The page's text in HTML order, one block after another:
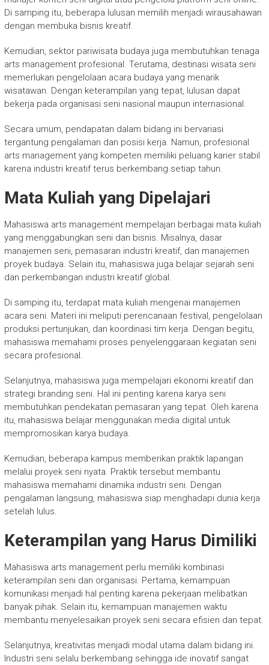
Di samping itu, beberapa lulusan memilih menjadi wirausahawan
dengan membuka bisnis kreatif.
Kemudian, sektor pariwisata budaya juga membutuhkan tenaga
arts management profesional. Terutama, destinasi wisata seni
memerlukan pengelolaan acara budaya yang menarik
wisatawan. Dengan keterampilan yang tepat, lulusan dapat
bekerja pada organisasi seni nasional maupun internasional.
Secara umum, pendapatan dalam bidang ini bervariasi
tergantung pengalaman dan posisi kerja. Namun, profesional
arts management yang kompeten memiliki peluang karier stabil
karena industri kreatif terus berkembang setiap tahun.
Mata Kuliah yang Dipelajari
Mahasiswa arts management mempelajari berbagai mata kuliah
yang menggabungkan seni dan bisnis. Misalnya, dasar
manajemen seni, pemasaran industri kreatif, dan manajemen
proyek budaya. Selain itu, mahasiswa juga belajar sejarah seni
dan perkembangan industri kreatif global.
Di samping itu, terdapat mata kuliah mengenai manajemen
acara seni. Materi ini meliputi perencanaan festival, pengelolaan
produksi pertunjukan, dan koordinasi tim kerja. Dengan begitu,
mahasiswa memahami proses penyelenggaraan kegiatan seni
secara profesional.
Selanjutnya, mahasiswa juga mempelajari ekonomi kreatif dan
strategi branding seni. Hal ini penting karena karya seni
membutuhkan pendekatan pemasaran yang tepat. Oleh karena
itu, mahasiswa belajar menggunakan media digital untuk
mempromosikan karya budaya.
Kemudian, beberapa kampus memberikan praktik lapangan
melalui proyek seni nyata. Praktik tersebut membantu
mahasiswa memahami dinamika industri seni. Dengan
pengalaman langsung, mahasiswa siap menghadapi dunia kerja
setelah lulus.
Keterampilan yang Harus Dimiliki
Mahasiswa arts management perlu memiliki kombinasi
keterampilan seni dan organisasi. Pertama, kemampuan
komunikasi menjadi hal penting karena pekerjaan melibatkan
banyak pihak. Selain itu, kemampuan manajemen waktu
membantu menyelesaikan proyek seni secara efisien dan tepat.
Selanjutnya, kreativitas menjadi modal utama dalam bidang ini.
Industri seni selalu berkembang sehingga ide inovatif sangat